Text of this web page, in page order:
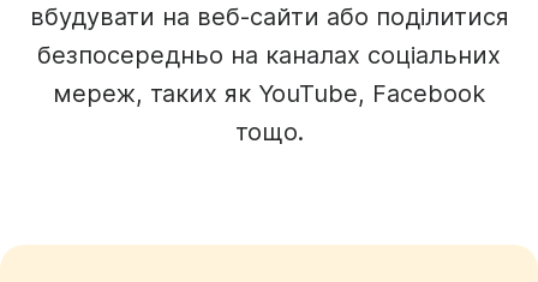
вбудувати на веб-сайти або поділитися
безпосередньо на каналах соціальних
мереж, таких як YouTube, Facebook
тощо.